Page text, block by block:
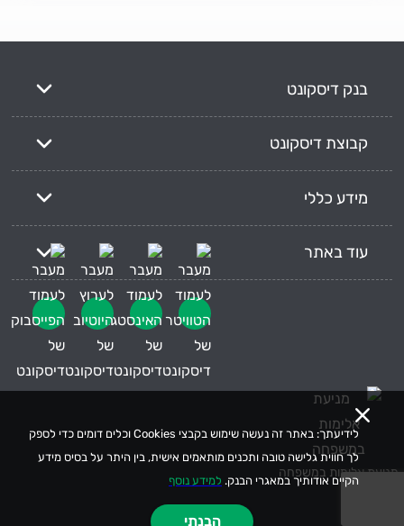
לידיעתך: באתר זה נעשה שימוש בקבצי Cookies וכלים דומים כדי לספק
לך חווית גלישה טובה ותכנים מותאמים אישית, בין היתר על בסיס מידע
הקיים אודותיך במאגרי הבנק. למידע נוסף
הבנתי
בנק דיסקונט
קבוצת דיסקונט
מידע כללי
עוד באתר
מניעת אלימות במשפחה